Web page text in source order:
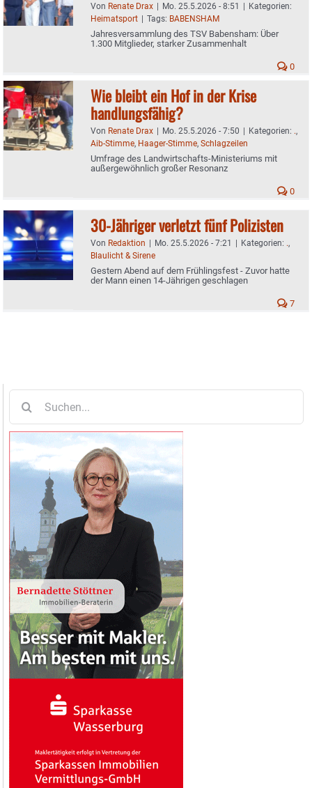
Von Renate Drax | Mo. 25.5.2026 - 8:51 | Kategorien:
Heimatsport | Tags: BABENSHAM
Jahresversammlung des TSV Babensham: Über
1.300 Mitglieder, starker Zusammenhalt
0
Wie bleibt ein Hof in der Krise
handlungsfähig?
Von Renate Drax | Mo. 25.5.2026 - 7:50 | Kategorien: .,
Aib-Stimme, Haager-Stimme, Schlagzeilen
Umfrage des Landwirtschafts-Ministeriums mit
außergewöhnlich großer Resonanz
0
30-Jähriger verletzt fünf Polizisten
Von Redaktion | Mo. 25.5.2026 - 7:21 | Kategorien: .,
Blaulicht & Sirene
Gestern Abend auf dem Frühlingsfest - Zuvor hatte
der Mann einen 14-Jährigen geschlagen
7
nach: